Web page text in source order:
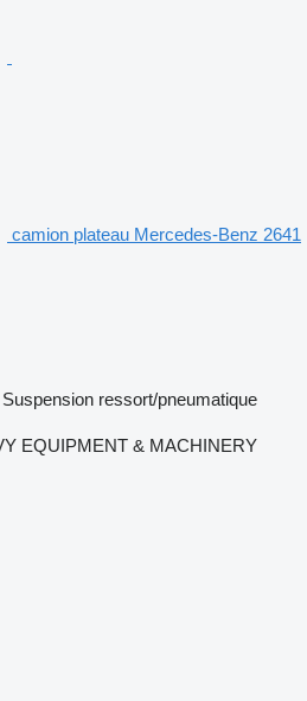
camion plateau Mercedes-Benz 2641
Suspension ressort/pneumatique
EQUIPMENT & MACHINERY